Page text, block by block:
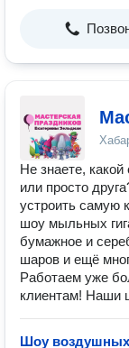
Не знаете,
или просто
устроить самую
шоу мыльных
бумажное и
шаров и ещё
Работаем уже
клиентам! Наши
Шоу